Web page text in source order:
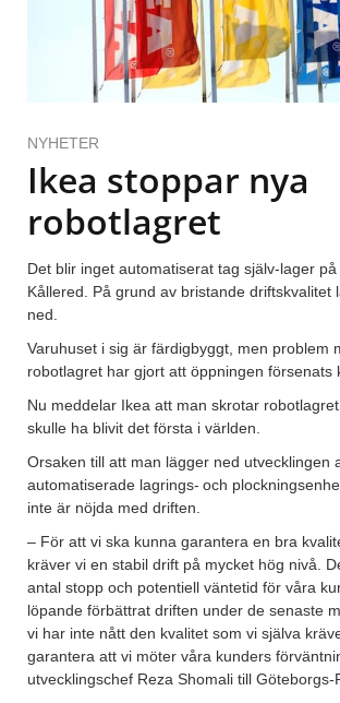
NYHETER
Ikea stoppar nya
robotlagret
Det blir inget automatiserat tag själv-lager
Kållered. På grund av bristande driftskvalitet
ned.
Varuhuset i sig är färdigbyggt, men problem
robotlagret har gjort att öppningen försenats
Nu meddelar Ikea att man skrotar
skulle ha blivit det första i världen.
Orsaken till att man lägger ned utvecklingen
automatiserade lagrings- och
inte är nöjda med driften.
– För att vi ska kunna garantera en bra
kräver vi en stabil drift på mycket hög nivå.
antal stopp och potentiell väntetid för våra
löpande förbättrat driften under de senaste
vi har inte nått den kvalitet som vi själva
garantera att vi möter våra kunders
utvecklingschef Reza Shomali till Göteborgs-